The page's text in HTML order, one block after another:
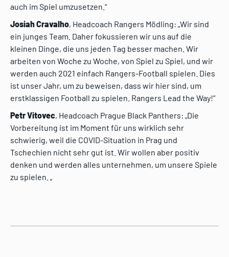
auch im Spiel umzusetzen.“
Josiah Cravalho, Headcoach Rangers Mödling: „Wir sind
ein junges Team. Daher fokussieren wir uns auf die
kleinen Dinge, die uns jeden Tag besser machen. Wir
arbeiten von Woche zu Woche, von Spiel zu Spiel, und wir
werden auch 2021 einfach Rangers-Football spielen. Dies
ist unser Jahr, um zu beweisen, dass wir hier sind, um
erstklassigen Football zu spielen. Rangers Lead the Way!“
Petr Vitovec, Headcoach Prague Black Panthers: „Die
Vorbereitung ist im Moment für uns wirklich sehr
schwierig, weil die COVID-Situation in Prag und
Tschechien nicht sehr gut ist. Wir wollen aber positiv
denken und werden alles unternehmen, um unsere Spiele
zu spielen. „